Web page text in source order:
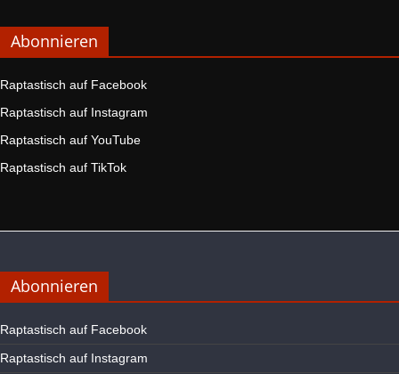
Abonnieren
Raptastisch auf Facebook
Raptastisch auf Instagram
Raptastisch auf YouTube
Raptastisch auf TikTok
Abonnieren
Raptastisch auf Facebook
Raptastisch auf Instagram